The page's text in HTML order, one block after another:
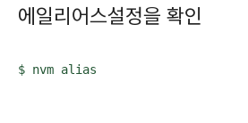
에일리어스설정을 확인
$ nvm alias